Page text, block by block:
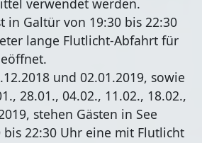
verwendet werden.
in Galtür von 19:30 bis 22:30
lange Flutlicht-Abfahrt für
und 02.01.2019, sowie
28.01., 04.02., 11.02., 18.02.,
stehen Gästen in See
bis 22:30 Uhr eine mit Flutlicht